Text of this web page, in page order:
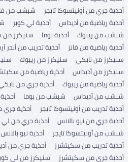
أحذية جري من أونيتسوكا تايجر
شبشب من
أحذية رياضية من أديداس
أحذية لي كوبر
شبشب من ريبوك
أحذية بوما
سنيكرز من
أحذية رياضية من فانز
أحذية تدريب من أندر
سنيكرز من نايكي
سنيكرز من ريبوك
سنيكرز من أديداس
أحذية رياضية من
أحذية رياضية من ريبوك
أحذية جري من
شبشب من أديداس
شبشب من بوما
أحذية تدريب من أونيتسوكا تايجر
أحذية جري
أحذية جري من نيو بالانس
أحذية جري من لي
شبشب من أونيتسوكا تايجر
أحذية نيو بالانس
أحذية تدريب من سكيتشرز
أحذية جري من
أحذية جري من سكيتشرز
سنيكرز من لي